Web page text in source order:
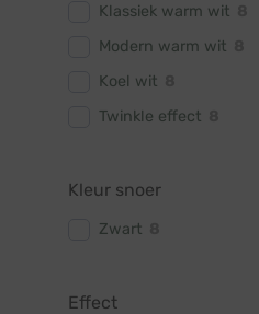
Klassiek warm wit
Modern warm wit
Koel wit
Twinkle effect
Kleur snoer
Zwart
Effect